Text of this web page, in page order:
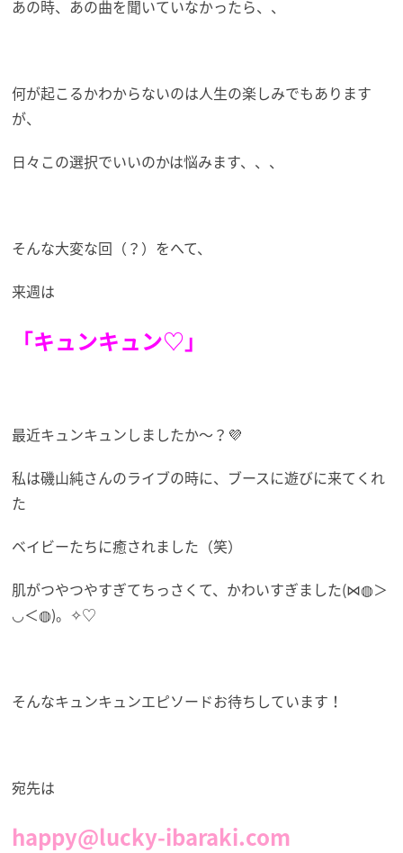
あの時、あの曲を聞いていなかったら、、
何が起こるかわからないのは人生の楽しみでもあります
が、
日々この選択でいいのかは悩みます、、、
そんな大変な回（？）をへて、
来週は
「キュンキュン♡」
最近キュンキュンしましたか～？💜
私は磯山純さんのライブの時に、ブースに遊びに来てくれ
た
ベイビーたちに癒されました（笑）
肌がつやつやすぎてちっさくて、かわいすぎました(⋈◍＞
◡＜◍)。✧♡
そんなキュンキュンエピソードお待ちしています！
宛先は
happy@lucky-ibaraki.com